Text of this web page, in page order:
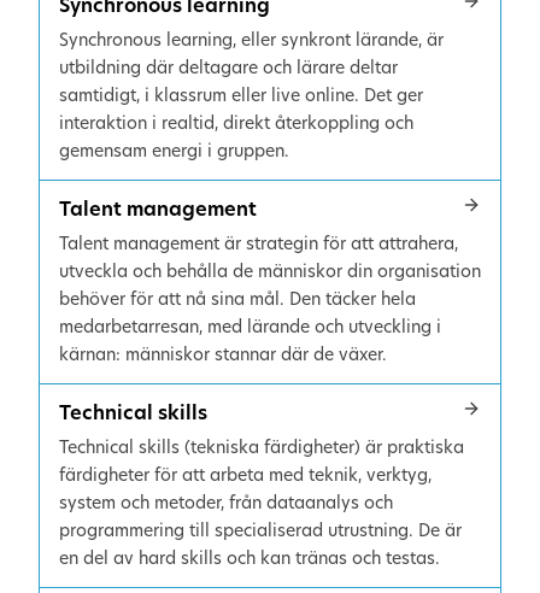
Synchronous learning, eller synkront lärande, är
utbildning där deltagare och lärare deltar
samtidigt, i klassrum eller live online. Det ger
interaktion i realtid, direkt återkoppling och
gemensam energi i gruppen.
Talent management
Talent management är strategin för att attrahera,
utveckla och behålla de människor din organisation
behöver för att nå sina mål. Den täcker hela
medarbetarresan, med lärande och utveckling i
kärnan: människor stannar där de växer.
Technical skills
Technical skills (tekniska färdigheter) är praktiska
färdigheter för att arbeta med teknik, verktyg,
system och metoder, från dataanalys och
programmering till specialiserad utrustning. De är
en del av hard skills och kan tränas och testas.